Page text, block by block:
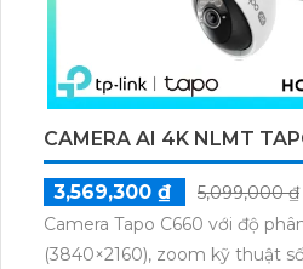
CAMERA AI 4K NLMT
3,569,300 ₫
5,099,000 ₫
Camera Tapo C660 với độ
(3840×2160), zoom kỹ thuật